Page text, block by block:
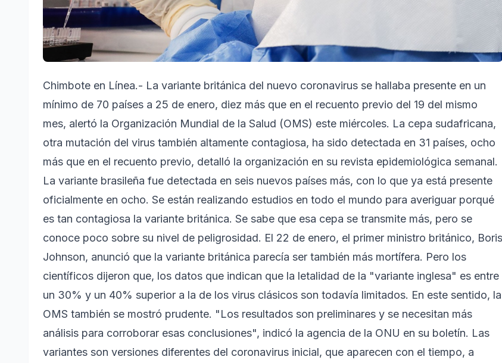
Chimbote en Línea.- La variante británica del nuevo coronavirus se hallaba presente en un
mínimo de 70 países a 25 de enero, diez más que en el recuento previo del 19 del mismo
mes, alertó la Organización Mundial de la Salud (OMS) este miércoles. La cepa sudafricana,
otra mutación del virus también altamente contagiosa, ha sido detectada en 31 países, ocho
más que en el recuento previo, detalló la organización en su revista epidemiológica semanal.
La variante brasileña fue detectada en seis nuevos países más, con lo que ya está presente
oficialmente en ocho. Se están realizando estudios en todo el mundo para averiguar porqué
es tan contagiosa la variante británica. Se sabe que esa cepa se transmite más, pero se
conoce poco sobre su nivel de peligrosidad. El 22 de enero, el primer ministro británico, Boris
Johnson, anunció que la variante británica parecía ser también más mortífera. Pero los
científicos dijeron que, los datos que indican que la letalidad de la "variante inglesa" es entre
un 30% y un 40% superior a la de los virus clásicos son todavía limitados. En este sentido, la
OMS también se mostró prudente. "Los resultados son preliminares y se necesitan más
análisis para corroborar esas conclusiones", indicó la agencia de la ONU en su boletín. Las
variantes son versiones diferentes del coronavirus inicial, que aparecen con el tiempo, a